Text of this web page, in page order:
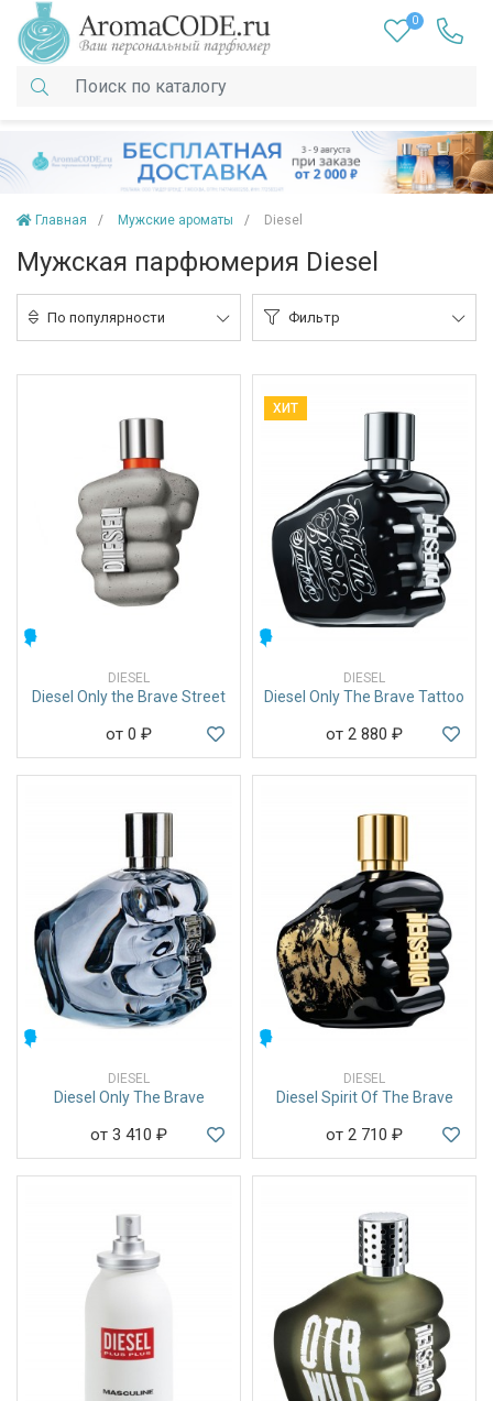
0
Главная Мужские ароматы Diesel
Мужская парфюмерия Diesel
По популярности Фильтр
DIESEL
Diesel Only the Brave Street
от 0 ₽
ХИТ
DIESEL
Diesel Only The Brave Tattoo
от 2 880 ₽
DIESEL
Diesel Only The Brave
от 3 410 ₽
DIESEL
Diesel Spirit Of The Brave
от 2 710 ₽